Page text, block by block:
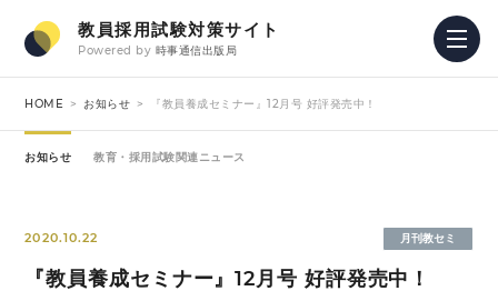
教員採用試験対策サイト
Powered by 時事通信出版局
HOME お知らせ 『教員養成セミナー』12月号 好評発売中！
お知らせ 教育・採用試験関連ニュース
2020.10.22 月刊教セミ
『教員養成セミナー』12月号 好評発売中！